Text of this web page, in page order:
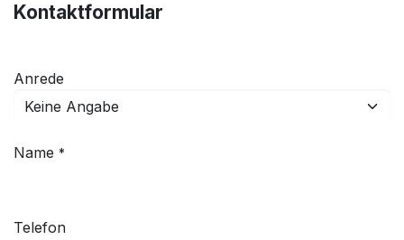
Kontaktformular
Anrede
Name *
Telefon